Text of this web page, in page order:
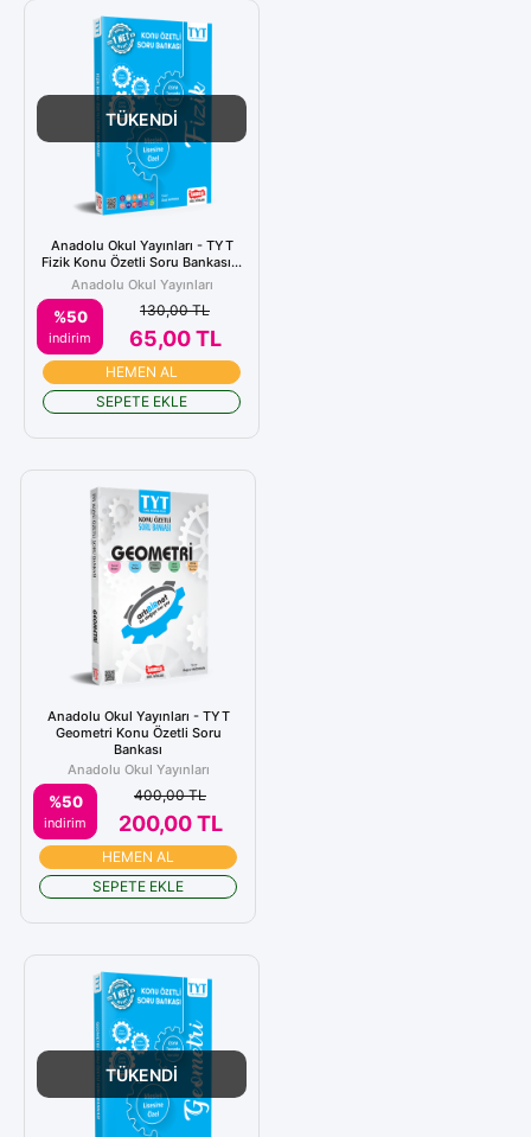
TÜKENDİ
Anadolu Okul Yayınları - TYT
Fizik Konu Özetli Soru Bankası...
Anadolu Okul Yayınları
%50
indirim
130,00 TL
65,00 TL
HEMEN AL
SEPETE EKLE
Anadolu Okul Yayınları - TYT
Geometri Konu Özetli Soru
Bankası
Anadolu Okul Yayınları
%50
indirim
400,00 TL
200,00 TL
HEMEN AL
SEPETE EKLE
TÜKENDİ